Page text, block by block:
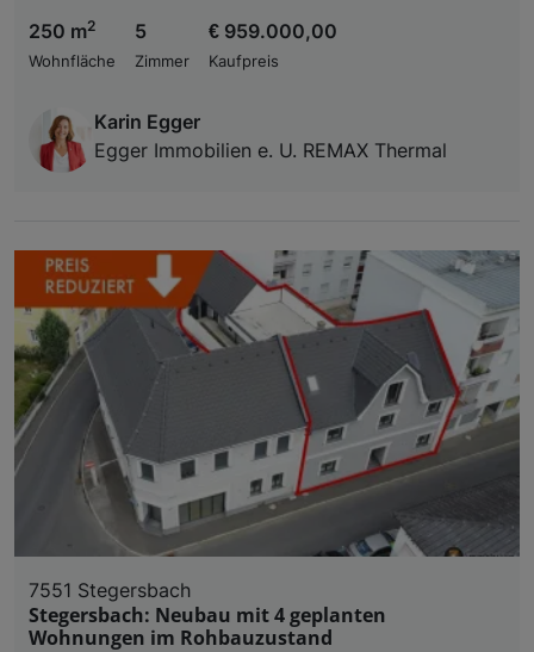
250 m2
Wohnfläche
5
Zimmer
€ 959.000,00
Kaufpreis
Karin Egger
Egger Immobilien e. U. REMAX Thermal
7551 Stegersbach
Stegersbach: Neubau mit 4 geplanten
Wohnungen im Rohbauzustand